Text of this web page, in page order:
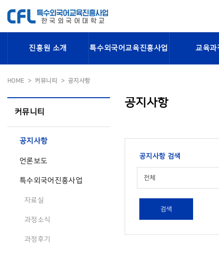
진흥원 소개 특수외국어교육진흥사업 교육과
HOME 커뮤니티 공지사항
커뮤니티
공지사항
언론보도
특수외국어진흥사업
자료실
과정소식
과정후기
공지사항
공지사항 검색
전체
검색